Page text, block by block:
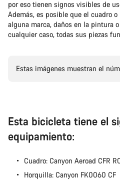
por eso tienen signos visibles de
Además, es posible que el cuadro
alguna marca, daños en la pintura
cualquier caso, todas sus piezas
Estas imágenes muestran el
Esta bicicleta tiene el
equipamiento:
Cuadro: Canyon Aeroad CFR
Horquilla: Canyon FK0060 CF